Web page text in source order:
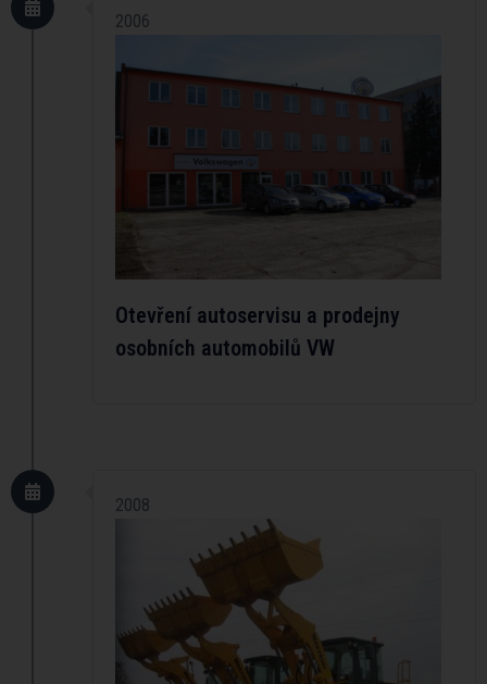
2006
Otevření autoservisu a prodejny
osobních automobilů VW
2008